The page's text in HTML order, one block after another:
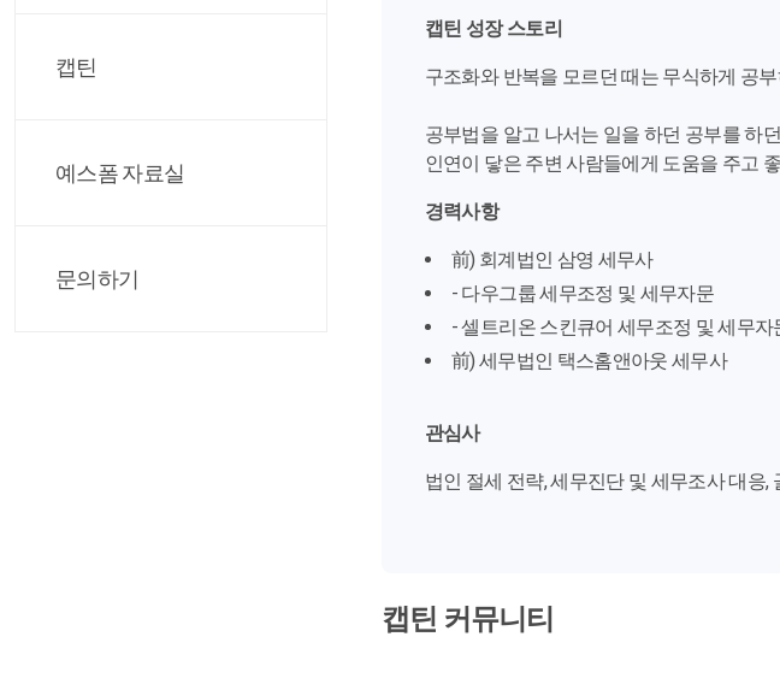
캡틴
예스폼 자료실
문의하기
캡틴 성장 스토리
구조화와 반복을 모르던 때는 무식하게 공
공부법을 알고 나서는 일을 하던 공부를 하
인연이 닿은 주변 사람들에게 도움을 주고
경력사항
前) 회계법인 삼영 세무사
- 다우그룹 세무조정 및 세무자문
- 셀트리온 스킨큐어 세무조정 및 세무자
前) 세무법인 택스홈앤아웃 세무사
관심사
법인 절세 전략, 세무진단 및 세무조사 대응,
캡틴 커뮤니티